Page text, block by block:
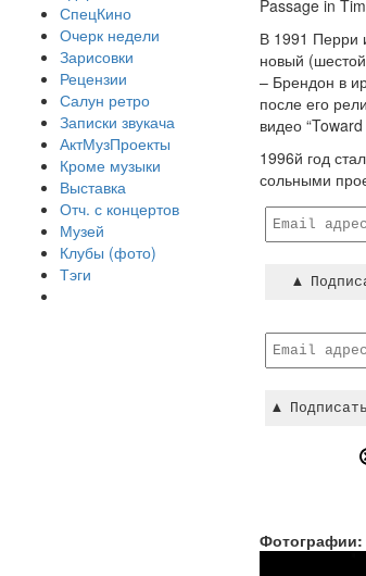
СпецКино
Очерк недели
Зарисовки
Рецензии
Салун ретро
Записки звукача
АктМузПроекты
Кроме музыки
Выставка
Отч. с концертов
Музей
Клубы (фото)
Тэги
Passage in
В 1991 Перри
новый
– Брендон в
после его
видео
1996й год
сольными
Фотографии: